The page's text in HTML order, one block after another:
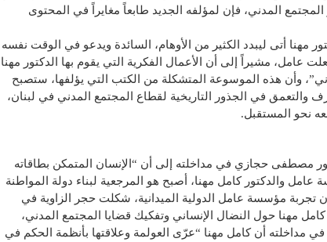
المدني، ‏فإن لمؤلفه الجديد طابعاً مغايراً في المحتوى
مهنا أتى ليبدد الكثير من الأوهام، السائدة ويدعو في الوقت نفسه
عامل، مشيراً إلى أن الأعمال الفكرية التي يقوم بها الدكتور مهنا
وأن هذه الموسوعة المتشكلة من الكتب التي يؤلفها، ستصبح
والتعمق في الجذور التاريخية لقطاع المجتمع المدني في لبنان،
نحو المستقبل.
مصطفى حجازي في مداخلته إلى أن “الإنسان المتمكن بطاقاته
والدكتور كامل مهنا، أصبح هو المرجعية لبناء دولة المواطنة
تجربة مؤسسة عامل الدولية الميدانية، شكلت حجر الزاوية في
كامل مهنا حول النضال الإنساني وتفكيك قضايا المجتمع المدني،
في مداخلته أن كامل مهنا “عرّى العولمة وعلاقتها بأنظمة الحكم في